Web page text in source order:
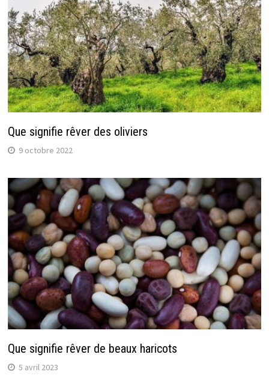
Que signifie rêver des oliviers
9 octobre 2022
Que signifie rêver de beaux haricots
5 avril 2023